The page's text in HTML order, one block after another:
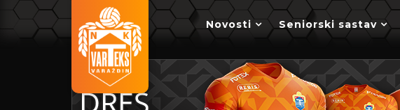
Novosti Seniorski sastav